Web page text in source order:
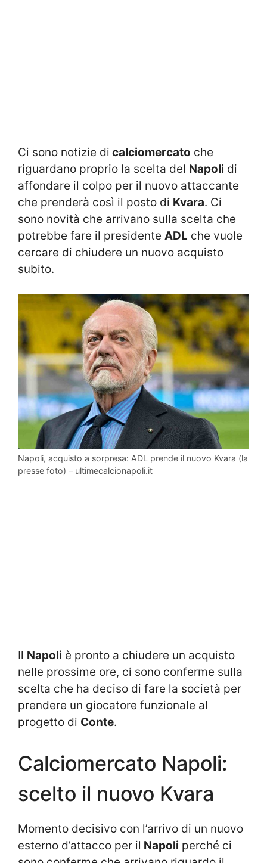
Ci sono notizie di calciomercato che
riguardano proprio la scelta del Napoli di
affondare il colpo per il nuovo attaccante
che prenderà così il posto di Kvara. Ci
sono novità che arrivano sulla scelta che
potrebbe fare il presidente ADL che vuole
cercare di chiudere un nuovo acquisto
subito.
Napoli, acquisto a sorpresa: ADL prende il nuovo Kvara (la
presse foto) – ultimecalcionapoli.it
Il Napoli è pronto a chiudere un acquisto
nelle prossime ore, ci sono conferme sulla
scelta che ha deciso di fare la società per
prendere un giocatore funzionale al
progetto di Conte.
Calciomercato Napoli:
scelto il nuovo Kvara
Momento decisivo con l’arrivo di un nuovo
esterno d’attacco per il Napoli perché ci